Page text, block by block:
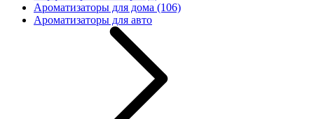
Ароматизаторы для дома (106)
Ароматизаторы для авто